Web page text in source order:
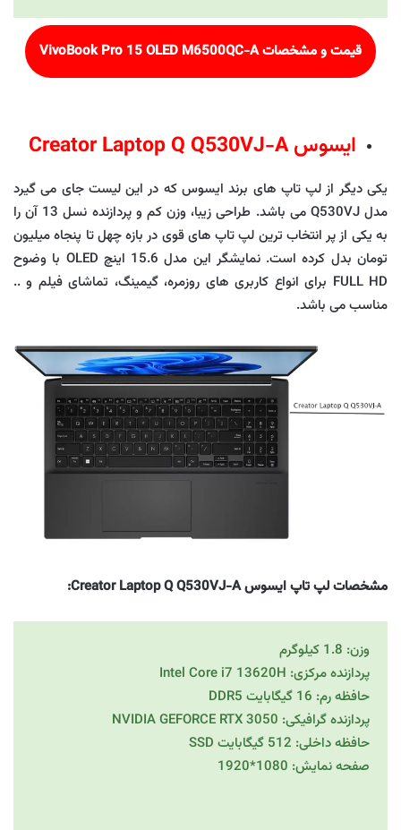
قیمت و مشخصاتVivoBook Pro 15 OLED M6500QC-A
ایسوس Creator Laptop Q Q530VJ-A
یکی دیگر از لپ تاپ های برند ایسوس که در این لیست جای می گیرد
مدل Q530VJ می باشد. طراحی زیبا، وزن کم و پردازنده نسل 13 آن را
به یکی از پر انتخاب ترین لپ تاپ های قوی در بازه چهل تا پنجاه میلیون
تومان بدل کرده است. نمایشگر این مدل 15.6 اینچ OLED با وضوح
FULL HD برای انواع کاربری های روزمره، گیمینگ، تماشای فیلم و ..
مناسب می باشد.
مشخصات لپ تاپ ایسوس Creator Laptop Q Q530VJ-A:
وزن: 1.8 کیلوگرم
پردازنده مرکزی: Intel Core i7 13620H
حافظه رم: 16 گیگابایت DDR5
پردازنده گرافیکی: NVIDIA GEFORCE RTX 3050
حافظه داخلی: 512 گیگابایت SSD
صفحه نمایش: 1080*1920